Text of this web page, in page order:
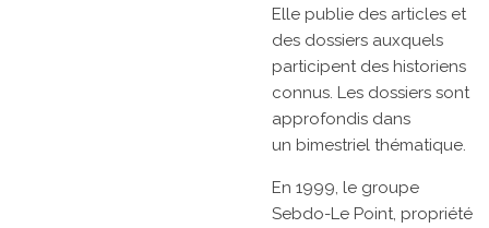
Elle publie des articles et
des dossiers auxquels
participent des historiens
connus. Les dossiers sont
approfondis dans
un bimestriel thématique.
En 1999, le groupe
Sebdo-Le Point, propriété